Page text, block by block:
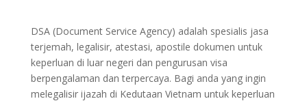
DSA (Document Service Agency) adalah spesialis jasa
terjemah, legalisir, atestasi, apostile dokumen untuk
keperluan di luar negeri dan pengurusan visa
berpengalaman dan terpercaya. Bagi anda yang ingin
melegalisir ijazah di Kedutaan Vietnam untuk keperluan